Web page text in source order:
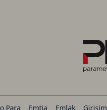
Para Emtia Emlak Girişim